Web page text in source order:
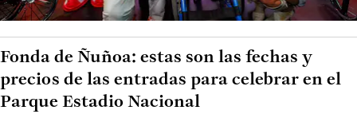
Fonda de Ñuñoa: estas son las fechas y
precios de las entradas para celebrar en el
Parque Estadio Nacional